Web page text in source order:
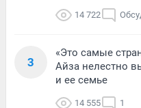
14 722
3
«Это самые
Айза нелестно
и ее семье
14 555 1